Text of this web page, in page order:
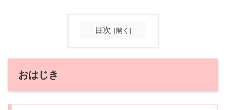
目次
おはじき